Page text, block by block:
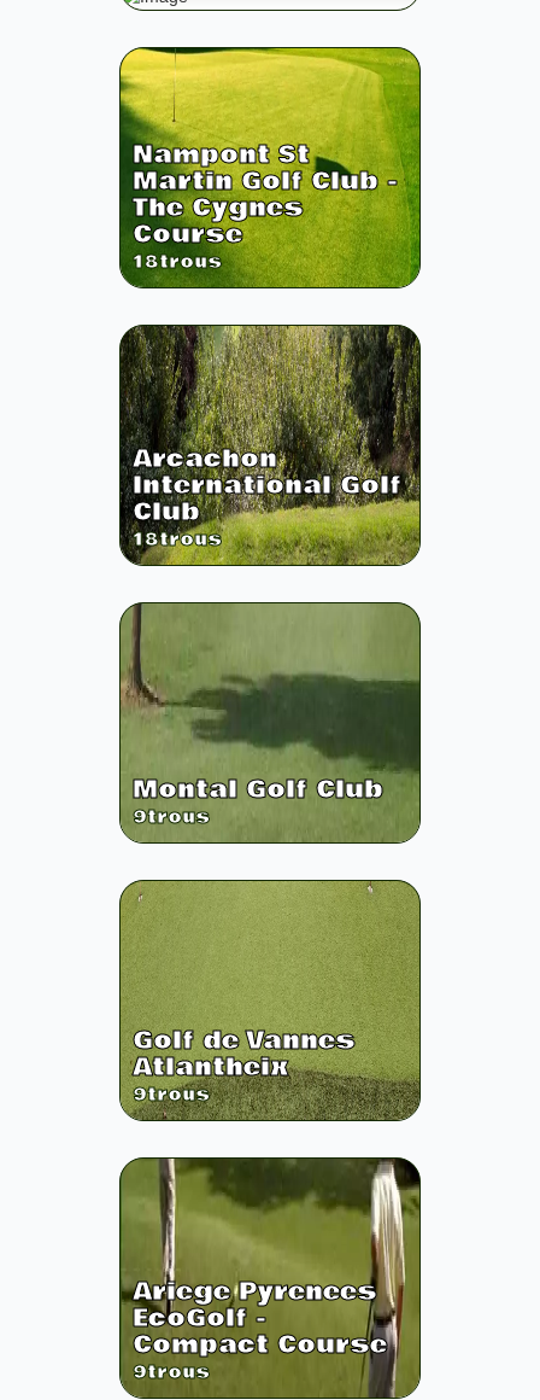
Nampont St
Martin Golf Club -
The Cygnes
Course
18trous
Arcachon
International Golf
Club
18trous
Montal Golf Club
9trous
Golf de Vannes
Atlantheix
9trous
Ariege Pyrenees
EcoGolf -
Compact Course
9trous